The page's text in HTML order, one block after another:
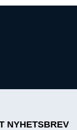
NYHETSBREV